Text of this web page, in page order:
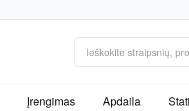
Įrengimas Apdaila